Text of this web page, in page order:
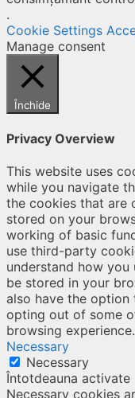
.
Cookie Settings
Manage consent
Închide
Privacy Overview
This website uses
while you navigate
the cookies that are
stored on your
working of basic
use third-party
understand how you
be stored in your
also have the
opting out of some
browsing experience.
Necessary
Necessary
Întotdeauna activate
Necessary cookies